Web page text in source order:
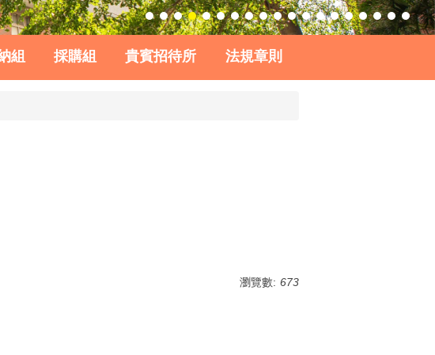
組 採購組 貴賓招待所 法規章則
瀏覽數: 673